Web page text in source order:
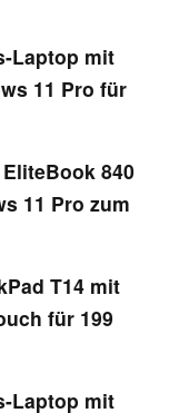
Laptop mit
11 Pro für
840
11 Pro zum
T14 mit
für 199
Laptop mit